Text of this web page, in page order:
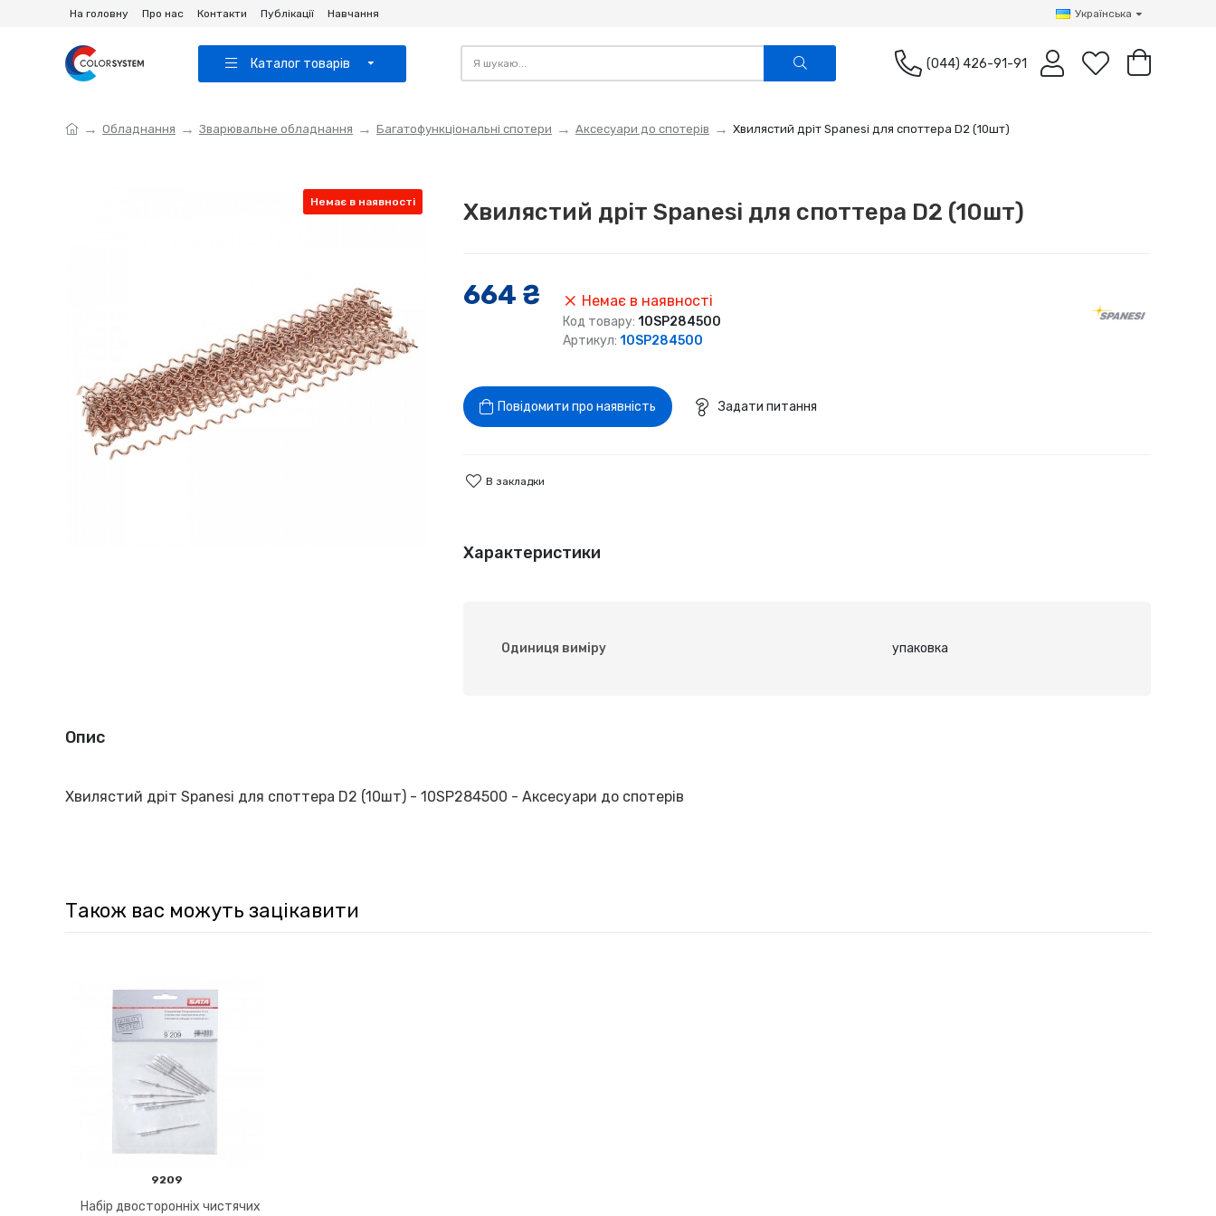
На головну Про нас Контакти Публікації Навчання Українська
Каталог товарів (044) 426-91-91
Обладнання Зварювальне обладнання Багатофункціональні спотери Аксесуари до спотерів Хвилястий дріт Spanesi для споттера D2 (10шт)
Немає в наявності Хвилястий дріт Spanesi для споттера D2 (10шт)
664 ₴ Немає в наявності
Код товару: 10SP284500
Артикул: 10SP284500
Повідомити про наявність Задати питання
В закладки
Характеристики
Одиниця виміру упаковка
Опис
Хвилястий дріт Spanesi для споттера D2 (10шт) - 10SP284500 - Аксесуари до спотерів
Також вас можуть зацікавити
9209
Набір двосторонніх чистячих